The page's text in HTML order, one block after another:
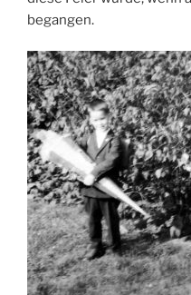
begangen.